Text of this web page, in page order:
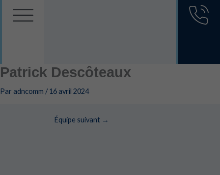
Patrick Descôteaux
Par adncomm /16 avril 2024
Équipe suivant →